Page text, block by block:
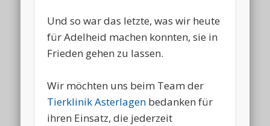
Und so war das letzte, was wir heute
für Adelheid machen konnten, sie in
Frieden gehen zu lassen.
Wir möchten uns beim Team der
Tierklinik Asterlagen bedanken für
ihren Einsatz, die jederzeit